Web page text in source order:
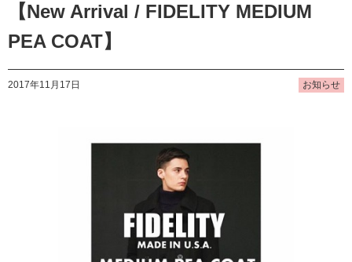
【New Arrival / FIDELITY MEDIUM
PEA COAT】
2017年11月17日 お知らせ